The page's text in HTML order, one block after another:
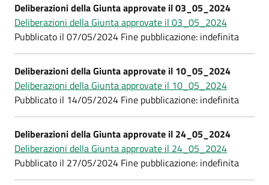
Deliberazioni della Giunta approvate il 03_05_2024
Deliberazioni della Giunta approvate il 03_05_2024
Pubblicato il 07/05/2024 Fine pubblicazione: indefinita
Deliberazioni della Giunta approvate il 10_05_2024
Deliberazioni della Giunta approvate il 10_05_2024
Pubblicato il 14/05/2024 Fine pubblicazione: indefinita
Deliberazioni della Giunta approvate il 24_05_2024
Deliberazioni della Giunta approvate il 24_05_2024
Pubblicato il 27/05/2024 Fine pubblicazione: indefinita